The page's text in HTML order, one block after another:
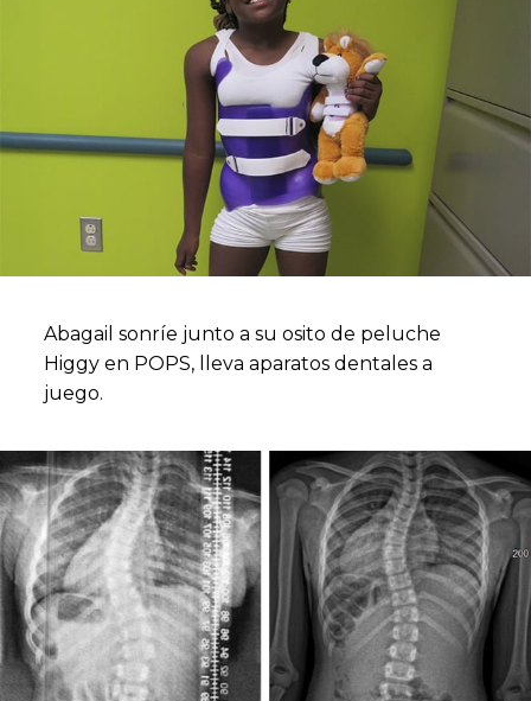
Abagail sonríe junto a su osito de peluche
Higgy en POPS, lleva aparatos dentales a
juego.